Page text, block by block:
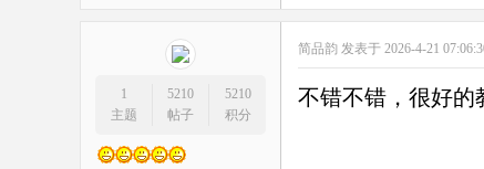
1
主题
5210
帖子
5210
积分
简品韵 发表于 2026-4-21
不错不错，很好的